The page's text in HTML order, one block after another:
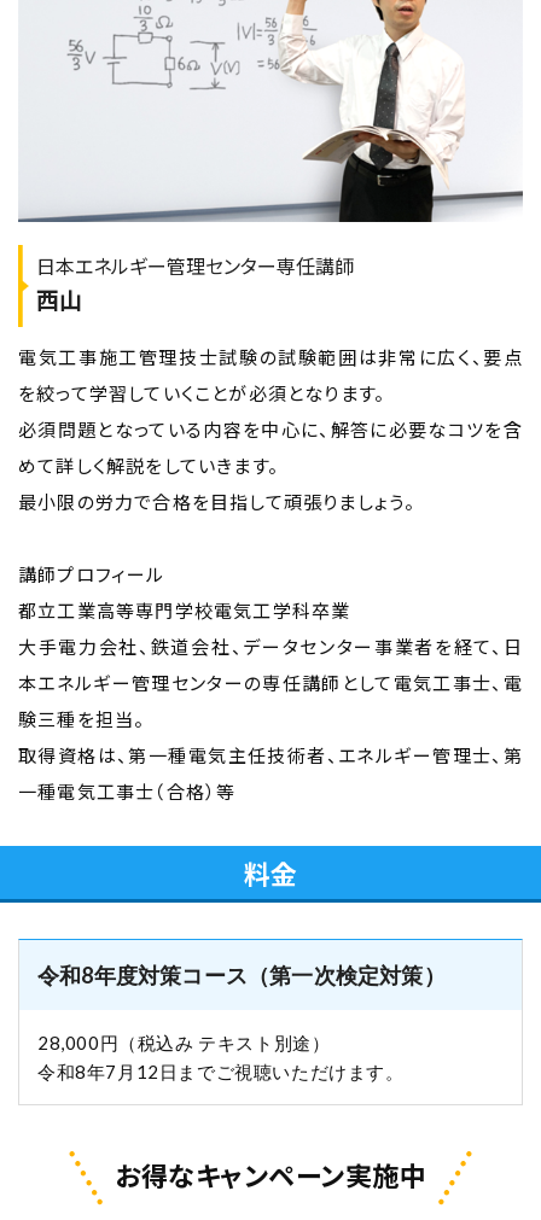
日本エネルギー管理センター専任講師
西山
電気工事施工管理技士試験の試験範囲は非常に広く、要点
を絞って学習していくことが必須となります。
必須問題となっている内容を中心に、解答に必要なコツを含
めて詳しく解説をしていきます。
最小限の労力で合格を目指して頑張りましょう。
講師プロフィール
都立工業高等専門学校電気工学科卒業
大手電力会社、鉄道会社、データセンター事業者を経て、日
本エネルギー管理センターの専任講師として電気工事士、電
験三種を担当。
取得資格は、第一種電気主任技術者、エネルギー管理士、第
一種電気工事士（合格）等
料金
令和8年度対策コース（第一次検定対策）
28,000円（税込み テキスト別途）
令和8年7月12日までご視聴いただけます。
お得なキャンペーン実施中